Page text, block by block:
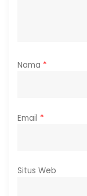
Nama *
Email *
Situs Web